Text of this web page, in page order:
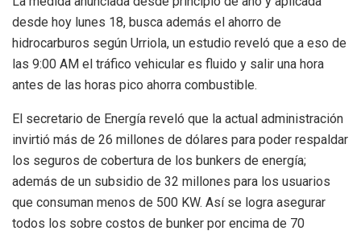
desde hoy lunes 18, busca además el ahorro de
hidrocarburos según Urriola, un estudio reveló que a eso de
las 9:00 AM el tráfico vehicular es fluido y salir una hora
antes de las horas pico ahorra combustible.
El secretario de Energía reveló que la actual administración
invirtió más de 26 millones de dólares para poder respaldar
los seguros de cobertura de los bunkers de energía;
además de un subsidio de 32 millones para los usuarios
que consuman menos de 500 KW. Así se logra asegurar
todos los sobre costos de bunker por encima de 70